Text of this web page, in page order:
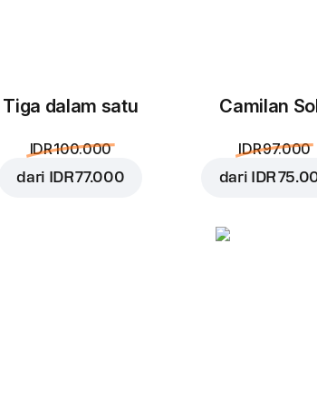
IDR 25.000 IDR 22.000
Tiga dalam satu
IDR 100.000
dari IDR 77.000
Camilan
IDR 97.000
dari IDR